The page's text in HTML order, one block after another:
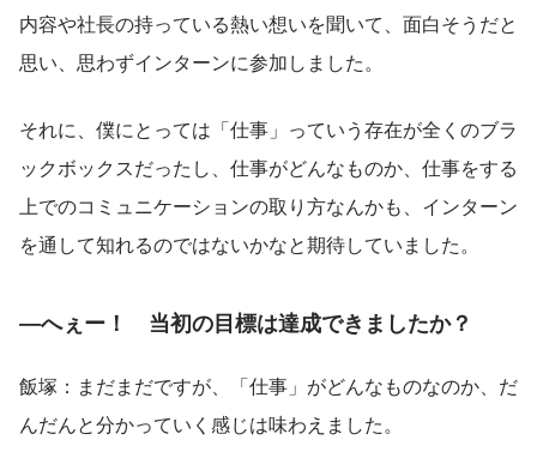
内容や社長の持っている熱い想いを聞いて、面白そうだと
思い、思わずインターンに参加しました。
それに、僕にとっては「仕事」っていう存在が全くのブラ
ックボックスだったし、仕事がどんなものか、仕事をする
上でのコミュニケーションの取り方なんかも、インターン
を通して知れるのではないかなと期待していました。
―へぇー！　当初の目標は達成できましたか？
飯塚：まだまだですが、「仕事」がどんなものなのか、だ
んだんと分かっていく感じは味わえました。